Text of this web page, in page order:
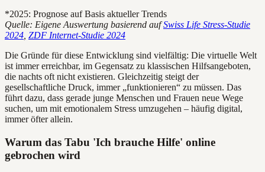
*2025: Prognose auf Basis aktueller Trends
Quelle: Eigene Auswertung basierend aufSwiss Life Stress-Studie
2024 ZDF Internet-Studie 2024
Die Gründe für diese Entwicklung sind vielfältig: Die virtuelle Welt
ist immer erreichbar, im Gegensatz zu klassischen Hilfsangeboten,
die nachts oft nicht existieren. Gleichzeitig steigt der
gesellschaftliche Druck, immer „funktionieren“ zu müssen. Das
führt dazu, dass gerade junge Menschen und Frauen neue Wege
suchen, um mit emotionalem Stress umzugehen – häufig digital,
immer öfter allein.
Warum das Tabu 'Ich brauche Hilfe' online
gebrochen wird